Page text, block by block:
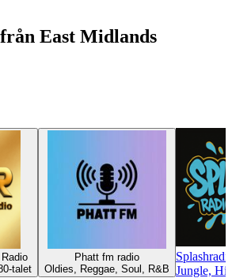
East Midlands
talet
Phatt fm radio
Oldies, Reggae, Soul, R&B Jungle,